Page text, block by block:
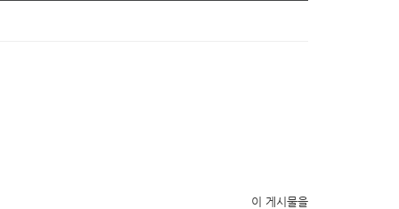
이 게시물을